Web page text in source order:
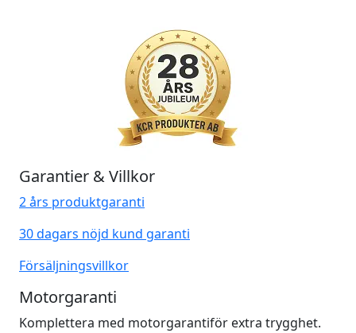
Garantier & Villkor
2 års produktgaranti
30 dagars nöjd kund garanti
Försäljningsvillkor
Motorgaranti
Komplettera med motorgarantiför extra trygghet.